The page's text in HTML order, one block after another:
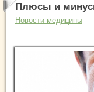
Плюсы и
Новости медицины